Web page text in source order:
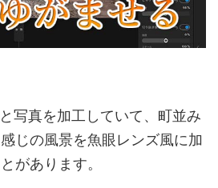
写真を加工していて、町並み
じの風景を魚眼レンズ風に加
があります。